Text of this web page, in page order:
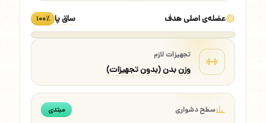
عضله‌ی اصلی هدف ساق پا ۱۰۰٪
تجهیزات لازم
وزن بدن (بدون تجهیزات)
سطح دشواری مبتدی